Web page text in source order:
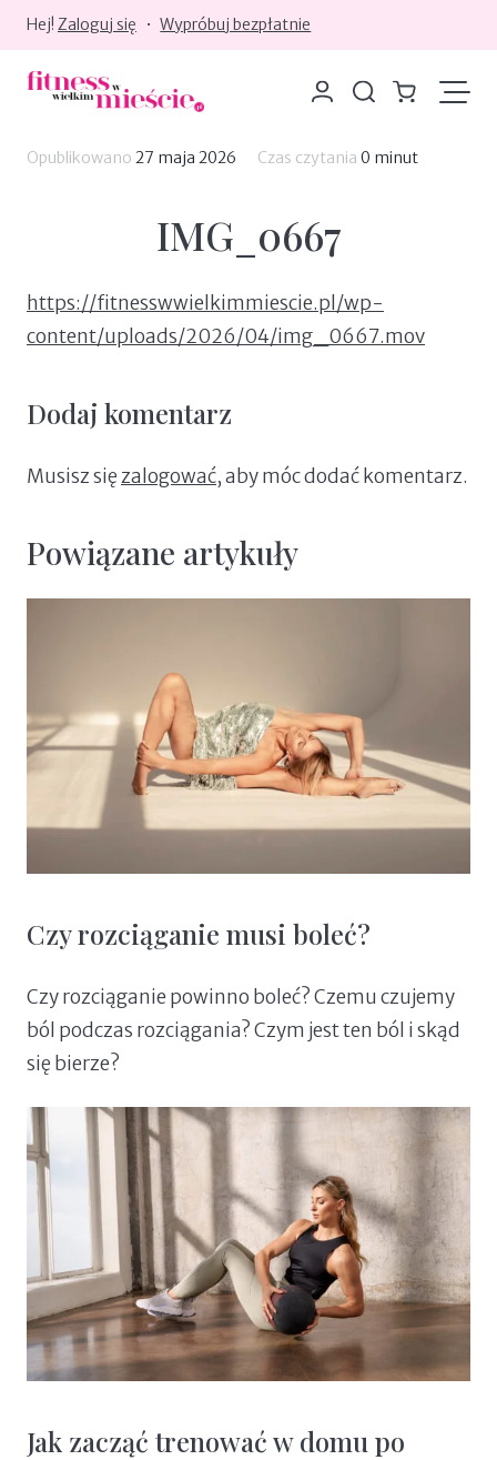
Hej! Zaloguj się • Wypróbuj bezpłatnie
Moje konto
SzukajKoszyk
Opublikowano 27 maja 2026 Czas czytania 0 minut
IMG_0667
https://fitnesswwielkimmiescie.pl/wp-
content/uploads/2026/04/img_0667.mov
Dodaj komentarz
Musisz sięzalogować, aby móc dodać komentarz.
Powiązane artykuły
Czy rozciąganie musi boleć?
Czy rozciąganie powinno boleć? Czemu czujemy
ból podczas rozciągania? Czym jest ten ból i skąd
się bierze?
Jak zacząć trenować w domu po